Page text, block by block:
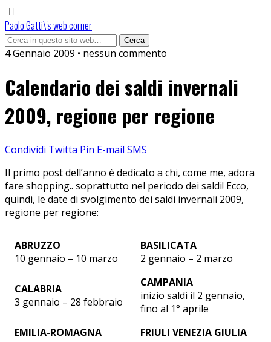
Paolo Gatti\'s web corner
4 Gennaio 2009 • nessun commento
Calendario dei saldi invernali
2009, regione per regione
Condividi Twitta Pin E-mail SMS
Il primo post dell’anno è dedicato a chi, come me, adora
fare shopping.. soprattutto nel periodo dei saldi! Ecco,
quindi, le date di svolgimento dei saldi invernali 2009,
regione per regione:
ABRUZZO
10 gennaio – 10 marzo
BASILICATA
2 gennaio – 2 marzo
CALABRIA
3 gennaio – 28 febbraio
CAMPANIA
inizio saldi il 2 gennaio,
fino al 1° aprile
EMILIA-ROMAGNA
FRIULI VENEZIA GIULIA